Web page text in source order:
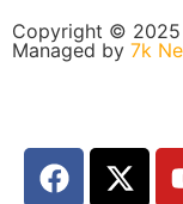
Copyright © 2025
Managed by 7k